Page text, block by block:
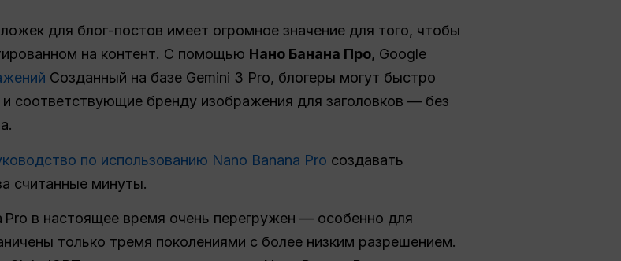
для блог-постов имеет огромное значение для того, чтобы
на контент. С помощью Нано Банана Про, Google
Созданный на базе Gemini 3 Pro, блогеры могут быстро
соответствующие бренду изображения для заголовков — без
по использованию Nano Banana Pro создавать
считанные минуты.
в настоящее время очень перегружен — особенно для
только тремя поколениями с более низким разрешением.